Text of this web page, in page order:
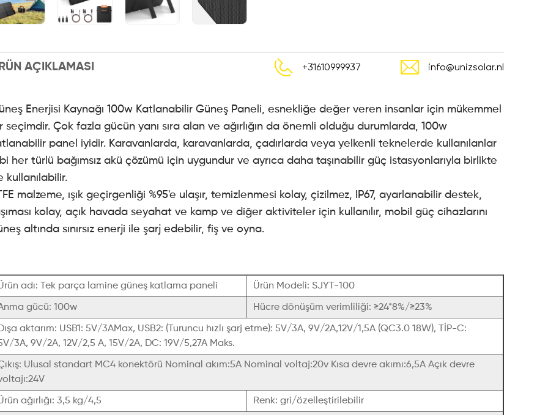
AÇIKLAMASI +31610999937 info@unizsolar.nl
Enerjisi Kaynağı 100w Katlanabilir Güneş Paneli, esnekliğe değer veren insanlar için mükemmel
seçimdir. Çok fazla gücün yanı sıra alan ve ağırlığın da önemli olduğu durumlarda, 100w
panel iyidir. Karavanlarda, karavanlarda, çadırlarda veya yelkenli teknelerde kullanılanlar
her türlü bağımsız akü çözümü için uygundur ve ayrıca daha taşınabilir güç istasyonlarıyla birlikte
kullanılabilir.
malzeme, ışık geçirgenliği %95'e ulaşır, temizlenmesi kolay, çizilmez, IP67, ayarlanabilir destek,
kolay, açık havada seyahat ve kamp ve diğer aktiviteler için kullanılır, mobil güç cihazlarını
altında sınırsız enerji ile şarj edebilir, fiş ve oyna.
adı: Tek parça lamine güneş katlama paneli Ürün Modeli: SJYT-100
gücü: 100w Hücre dönüşüm verimliliği: ≥24*8%/≥23%
aktarım: USB1: 5V/3AMax, USB2: (Turuncu hızlı şarj etme): 5V/3A, 9V/2A,12V/1,5A (QC3.0 18W), TİP-C:
3A, 9V/2A, 12V/2,5 A, 15V/2A, DC: 19V/5,27A Maks.
Ulusal standart MC4 konektörü Nominal akım:5A Nominal voltaj:20v Kısa devre akımı:6,5A Açık devre
ağırlığı: 3,5 kg/4,5 Renk: gri/özelleştirilebilir